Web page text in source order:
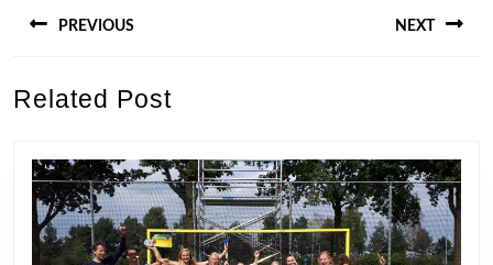
PREVIOUS
post:
NEXT
Related Post